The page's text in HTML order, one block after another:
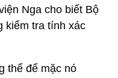
Nga cho biết Bộ
kiểm tra tính xác
thể để mặc nó